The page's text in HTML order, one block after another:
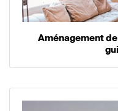
Aménagement